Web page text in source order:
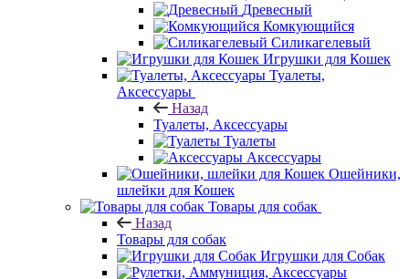
Древесный
Комкующийся
Силикагелевый
Игрушки для Кошек
Туалеты,
Аксессуары
Назад
Туалеты, Аксессуары
Туалеты
Аксессуары
Ошейники,
шлейки для Кошек
Товары для собак
Назад
Товары для собак
Игрушки для Собак